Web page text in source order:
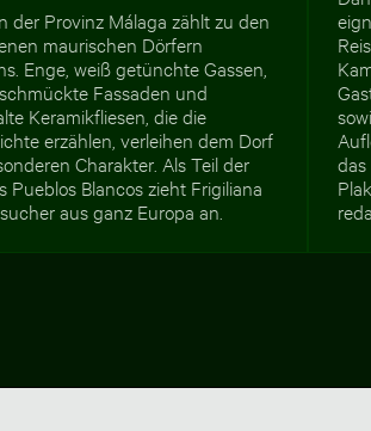
der Provinz Málaga zählt zu den
maurischen Dörfern
Enge, weiß getünchte Gassen,
Fassaden und
Keramikfliesen, die die
erzählen, verleihen dem Dorf
Charakter. Als Teil der
Pueblos Blancos zieht Frigiliana
aus ganz Europa an.